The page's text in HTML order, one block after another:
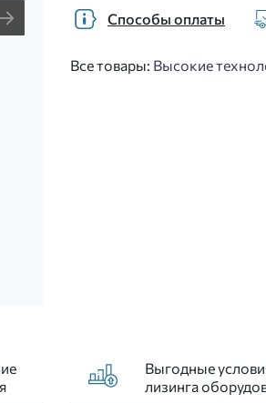
белый
Способы оплаты
Все товары: Высокие
Выгодные
лизинга